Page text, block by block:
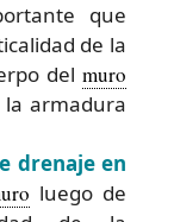
que
de la
del muro
armadura
drenaje en
luego de